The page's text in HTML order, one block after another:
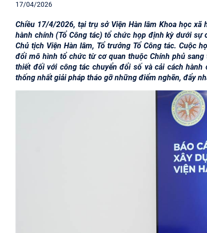
17/04/2026
Chiều 17/4/2026, tại trụ sở Viện Hàn lâm Khoa học xã
hành chính (Tổ Công tác) tổ chức họp định kỳ dưới sự
Chủ tịch Viện Hàn lâm, Tổ trưởng Tổ Công tác. Cuộc
đổi mô hình tổ chức từ cơ quan thuộc Chính phủ
thiết đối với công tác chuyển đổi số và cải cách
thống nhất giải pháp tháo gỡ những điểm nghẽn, đẩy